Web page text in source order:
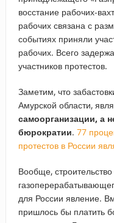
восстание рабочих-
рабочих связана с
событиях приняли
рабочих. Всего
участников протестов.
Заметим, что
Амурской области,
самоорганизации, а
бюрократии. 77
протестов в России
Вообще,
для России явление.
пришлось бы платить